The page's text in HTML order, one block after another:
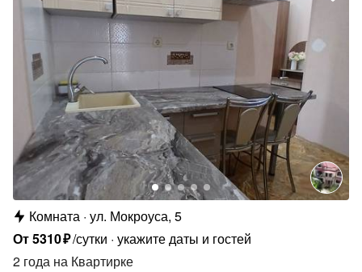
Комната ул. Мокроуса, 5
От5310₽/сутки укажите даты и гостей
2 года на Квартирке